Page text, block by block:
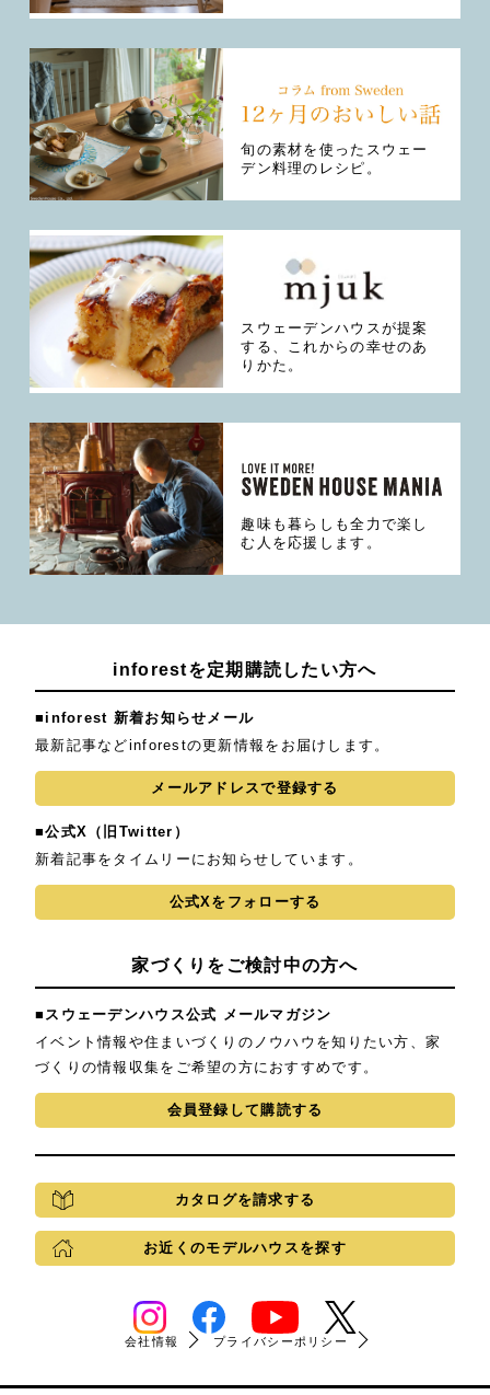
旬の素材を使ったスウェー
デン料理のレシピ。
スウェーデンハウスが提案
する、これからの幸せのあ
りかた。
趣味も暮らしも全力で楽し
む人を応援します。
inforestを定期購読したい方へ
■inforest 新着お知らせメール
最新記事などinforestの更新情報をお届けします。
メールアドレスで登録する
■公式X（旧Twitter）
新着記事をタイムリーにお知らせしています。
公式Xをフォローする
家づくりをご検討中の方へ
■スウェーデンハウス公式 メールマガジン
イベント情報や住まいづくりのノウハウを知りたい方、家
づくりの情報収集をご希望の方におすすめです。
会員登録して購読する
カタログを請求する
お近くのモデルハウスを探す
会社情報 プライバシーポリシー